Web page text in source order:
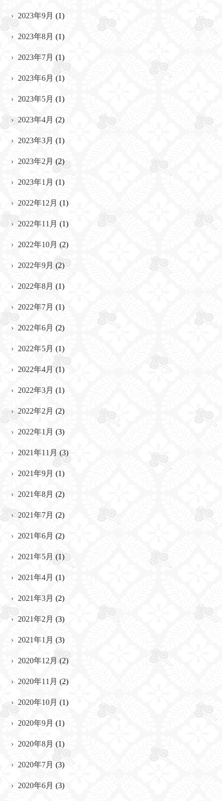
2023年9月 (1)
2023年8月 (1)
2023年7月 (1)
2023年6月 (1)
2023年5月 (1)
2023年4月 (2)
2023年3月 (1)
2023年2月 (2)
2023年1月 (1)
2022年12月 (1)
2022年11月 (1)
2022年10月 (2)
2022年9月 (2)
2022年8月 (1)
2022年7月 (1)
2022年6月 (2)
2022年5月 (1)
2022年4月 (1)
2022年3月 (1)
2022年2月 (2)
2022年1月 (3)
2021年11月 (3)
2021年9月 (1)
2021年8月 (2)
2021年7月 (2)
2021年6月 (2)
2021年5月 (1)
2021年4月 (1)
2021年3月 (2)
2021年2月 (3)
2021年1月 (3)
2020年12月 (2)
2020年11月 (2)
2020年10月 (1)
2020年9月 (1)
2020年8月 (1)
2020年7月 (3)
2020年6月 (3)